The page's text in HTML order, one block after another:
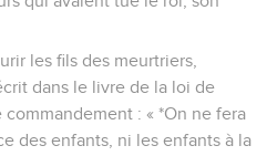
les fils des meurtriers,
dans le livre de la loi de
: « *On ne fera
des enfants, ni les enfants à la